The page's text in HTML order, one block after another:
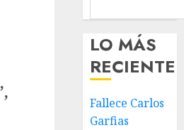
LO MÁS
RECIENTE
Fallece Carlos
Garfias